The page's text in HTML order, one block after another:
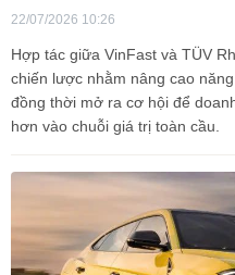
22/07/2026 10:26
Hợp tác giữa VinFast và TÜV
chiến lược nhằm nâng cao
đồng thời mở ra cơ hội để
hơn vào chuỗi giá trị toàn cầu.